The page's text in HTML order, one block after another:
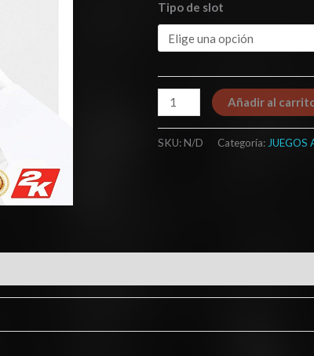
Tipo de slot
Añadir al
SKU:N/D Categoría:JUEGOS